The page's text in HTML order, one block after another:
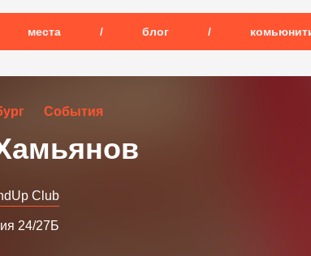
места / блог /
События
Club
24/27Б